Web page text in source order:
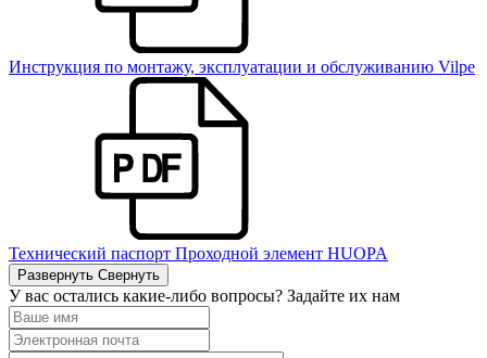
Инструкция по монтажу, эксплуатации и обслуживанию Vilpe
Технический паспорт Проходной элемент HUOPA
Развернуть Свернуть
У вас остались какие-либо вопросы? Задайте их нам